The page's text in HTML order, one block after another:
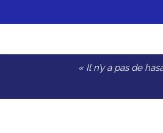
« Il n’y a pas de